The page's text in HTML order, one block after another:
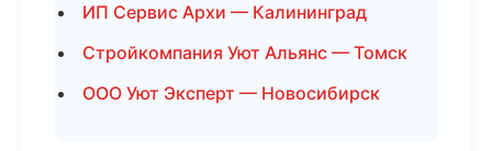
ИП Сервис Архи — Калининград
Стройкомпания Уют Альянс — Томск
ООО Уют Эксперт — Новосибирск